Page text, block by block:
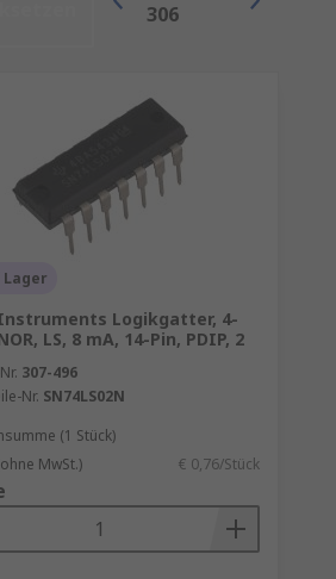
306
Lager
Logikgatter, 4-
LS, 8 mA, 14-Pin, PDIP, 2
307-496
Nr. SN74LS02N
(1 Stück)
MwSt.) € 0,76/Stück